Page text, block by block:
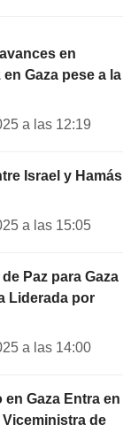
en
Gaza pese a la
a las 12:19
Israel y Hamás
a las 15:05
Paz para Gaza
Liderada por
a las 14:00
en Gaza Entra en
de